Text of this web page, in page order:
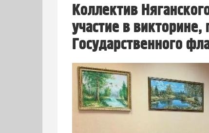
Коллектив
участие в
Государственного